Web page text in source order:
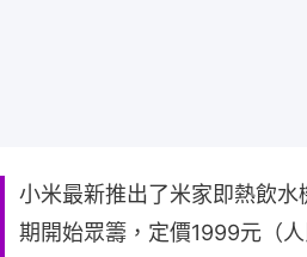
小米最新推出了米家即熱飲
期開始眾籌，定價1999元（